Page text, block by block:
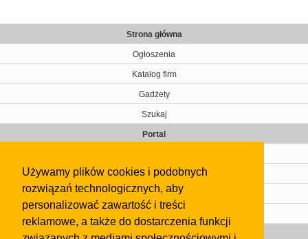
Używamy plików cookies i podobnych
rozwiązań technologicznych, aby
personalizować zawartość i treści
reklamowe, a także do dostarczenia funkcji
Strona główna
Ogłoszenia
Katalog firm
Gadżety
Szukaj
Portal
Kontakt
Regulamin
Gazeta